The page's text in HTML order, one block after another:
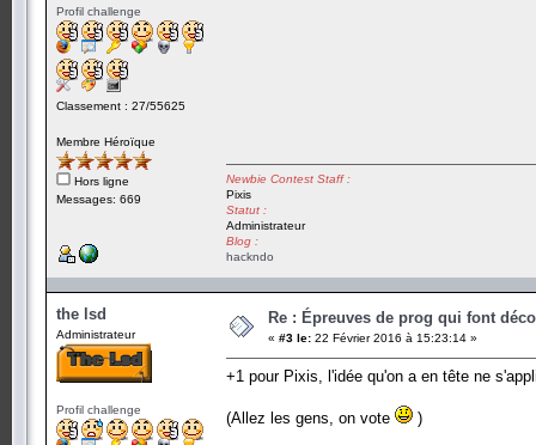
Profil challenge
Classement : 27/55625
Membre Héroïque
Hors ligne
Messages: 669
Newbie Contest Staff :
Pixis
Statut :
Administrateur
Blog :
hackndo
the lsd
Administrateur
Profil challenge
Re : Épreuves de prog qui font
« #3 le: 22 Février 2016 à 15:23:14 »
+1 pour Pixis, l'idée qu'on a en tête ne
(Allez les gens, on vote )